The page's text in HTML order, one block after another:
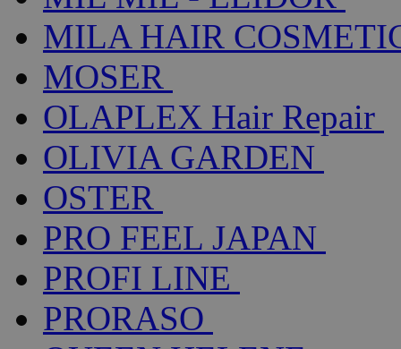
MILA HAIR
MOSER
OLAPLEX Hair Repair
OLIVIA GARDEN
OSTER
PRO FEEL JAPAN
PROFI LINE
PRORASO